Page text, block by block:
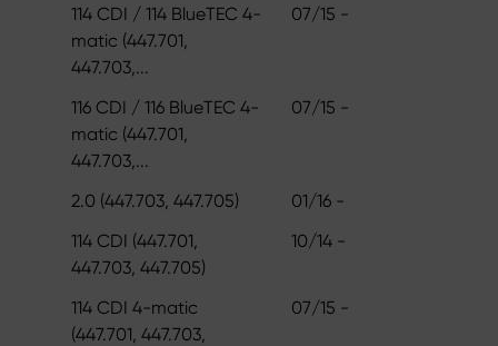
114 CDI / 114 BlueTEC 4-
matic (447.701,
447.703,...
07/15 -
116 CDI / 116 BlueTEC 4-
matic (447.701,
447.703,...
07/15 -
2.0 (447.703, 447.705)
01/16 -
114 CDI (447.701,
447.703, 447.705)
10/14 -
114 CDI 4-matic
(447.701, 447.703,
07/15 -